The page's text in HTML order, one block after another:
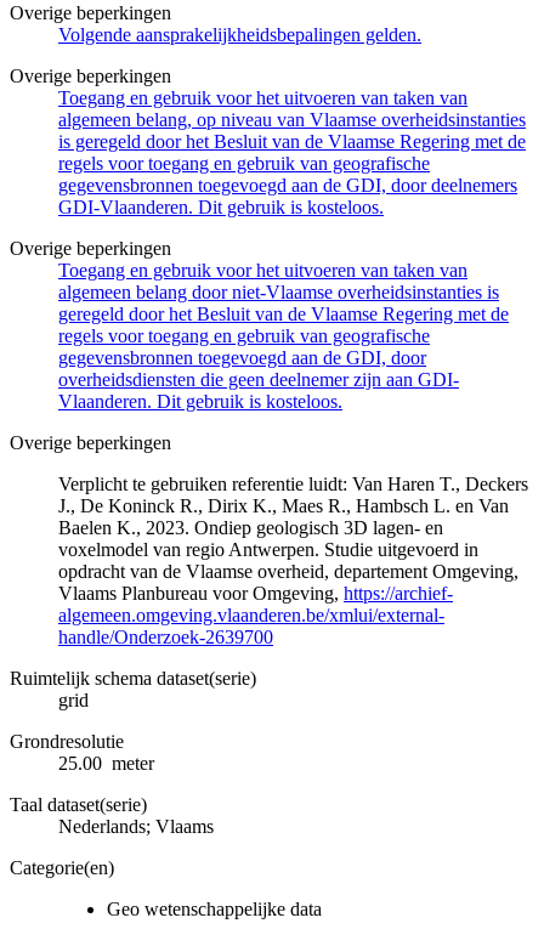
Overige beperkingen
Volgende aansprakelijkheidsbepalingen gelden.
Overige beperkingen
Toegang en gebruik voor het uitvoeren van taken van
algemeen belang, op niveau van Vlaamse overheidsinstanties
is geregeld door het Besluit van de Vlaamse Regering met de
regels voor toegang en gebruik van geografische
gegevensbronnen toegevoegd aan de GDI, door deelnemers
GDI-Vlaanderen. Dit gebruik is kosteloos.
Overige beperkingen
Toegang en gebruik voor het uitvoeren van taken van
algemeen belang door niet-Vlaamse overheidsinstanties is
geregeld door het Besluit van de Vlaamse Regering met de
regels voor toegang en gebruik van geografische
gegevensbronnen toegevoegd aan de GDI, door
overheidsdiensten die geen deelnemer zijn aan GDI-
Vlaanderen. Dit gebruik is kosteloos.
Overige beperkingen
Verplicht te gebruiken referentie luidt: Van Haren T., Deckers
J., De Koninck R., Dirix K., Maes R., Hambsch L. en Van
Baelen K., 2023. Ondiep geologisch 3D lagen- en
voxelmodel van regio Antwerpen. Studie uitgevoerd in
opdracht van de Vlaamse overheid, departement Omgeving,
Vlaams Planbureau voor Omgeving, https://archief-
algemeen.omgeving.vlaanderen.be/xmlui/external-
handle/Onderzoek-2639700
Ruimtelijk schema dataset(serie)
grid
Grondresolutie
25.00 meter
Taal dataset(serie)
Nederlands; Vlaams
Categorie(en)
Geo wetenschappelijke data